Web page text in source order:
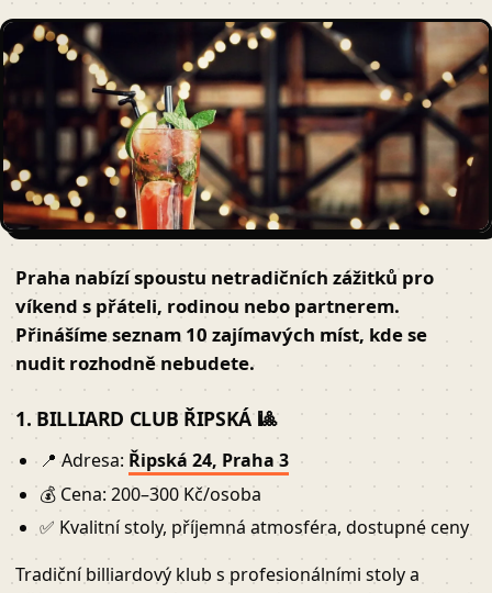
Praha nabízí spoustu netradičních zážitků pro
víkend s přáteli, rodinou nebo partnerem.
Přinášímeseznam 10 zajímavých míst, kde se
nudit rozhodně nebudete.
1. BILLIARD CLUB ŘIPSKÁ 🎱
📍 Adresa: Řipská 24, Praha 3
💰 Cena: 200–300 Kč/osoba
✅ Kvalitní stoly, příjemná atmosféra, dostupné ceny
Tradiční billiardový klub s profesionálními stoly a